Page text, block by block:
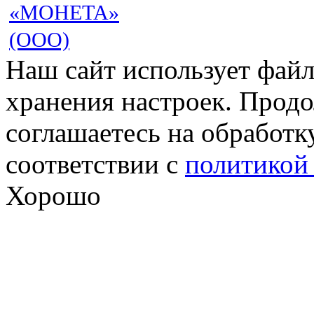
«МОНЕТА»
(ООО)
Наш сайт использует
хранения настроек.
соглашаетесь на
соответствии с
Хорошо